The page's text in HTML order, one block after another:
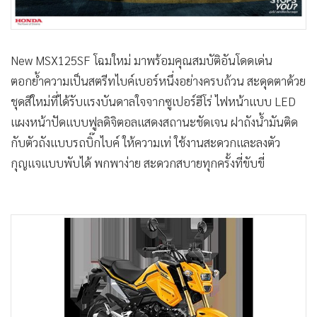
Motoring
• เกม
SMEs
หุ้น
• อินโดจีน
• กองทุนรวม
• Celeb Online
New MSX125SF โฉมใหม่ มาพร้อมคุณสมบัติอันโดดเด่น
ตอกย้ำความเป็นสตรีทไบค์เบอร์หนึ่งอย่างครบถ้วน สะดุดตาด้วย
ชุดสีใหม่ที่ได้รับแรงบันดาลใจจากซูเปอร์ฮีโร่ ไฟหน้าแบบ LED
แผงหน้าปัดแบบฟูลดิจิตอลแสดงสถานะชัดเจน ฝาถังน้ำมันติด
กับตัวถังแบบรถบิ๊กไบค์ ให้ความเท่ ใช้งานสะดวกและลงตัว
กุญแจแบบพับได้ พกพาง่าย สะดวกสบายทุกครั้งที่ขับขี่